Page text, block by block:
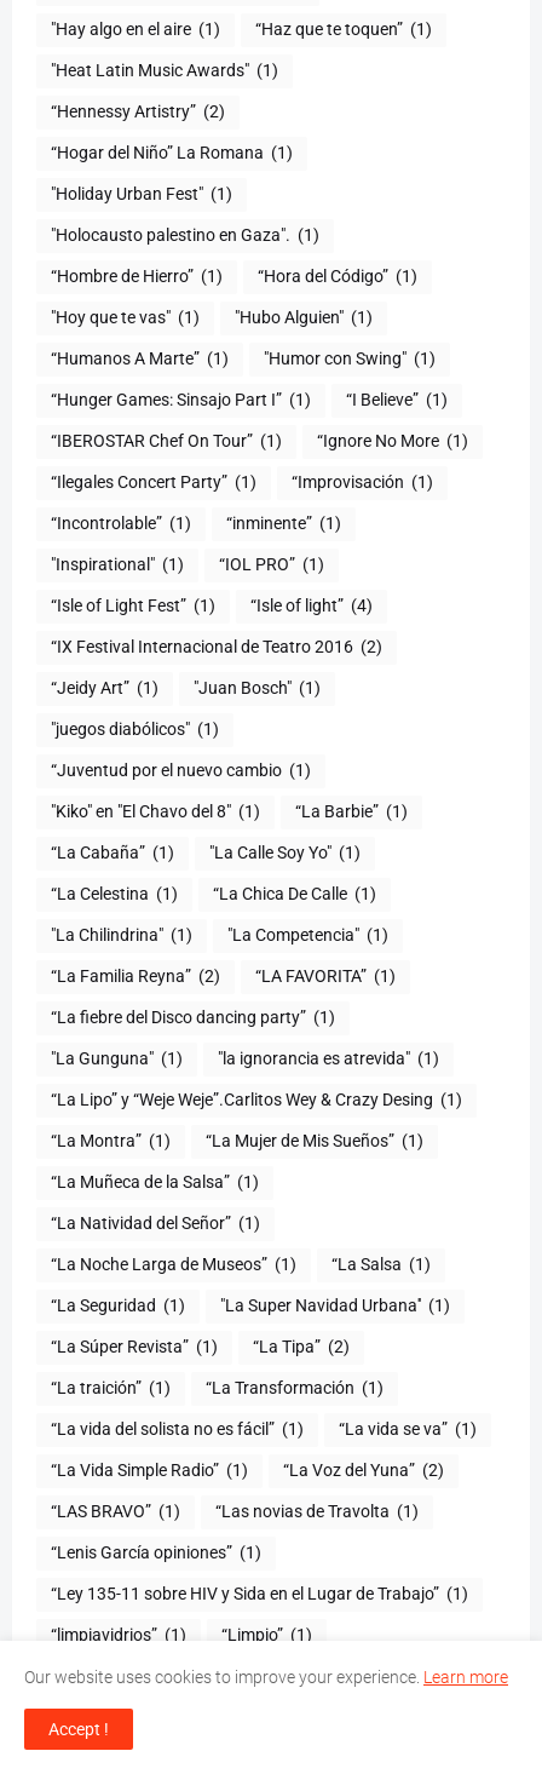
"Hay algo en el aire (1) “Haz que te toquen” (1)
"Heat Latin Music Awards" (1)
“Hennessy Artistry” (2)
“Hogar del Niño” La Romana (1)
(1)
"Holocausto palestino en Gaza". (1)
“Hombre de Hierro” (1) (1)
"Hoy que te vas" (1) "Hubo Alguien" (1)
“Humanos A Marte” (1) "Humor con Swing" (1)
(1) “I Believe” (1)
“IBEROSTAR Chef On Tour” (1) “Ignore No More (1)
“Ilegales Concert Party” (1) “Improvisación (1)
“Incontrolable” (1) “inminente” (1)
"Inspirational" (1) “IOL PRO” (1)
“Isle of Light Fest” (1) “Isle of light” (4)
“IX Festival Internacional de Teatro 2016 (2)
“Jeidy Art” (1) "Juan Bosch" (1)
"juegos diabólicos" (1)
“Juventud por el nuevo cambio (1)
"Kiko" en "El Chavo del 8" (1) “La Barbie” (1)
“La Cabaña” (1) "La Calle Soy Yo" (1)
“La Celestina (1) “La Chica De Calle (1)
"La Chilindrina" (1) "La Competencia" (1)
“La Familia Reyna” (2) “LA FAVORITA” (1)
“La fiebre del Disco dancing party” (1)
(1) "la ignorancia es atrevida" (1)
“La Lipo” y “Weje Weje”.Carlitos Wey & Crazy Desing (1)
“La Montra” (1) “La Mujer de Mis Sueños” (1)
“La Muñeca de la Salsa” (1)
“La Natividad del Señor” (1)
“La Noche Larga de Museos” (1) “La Salsa (1)
“La Seguridad (1) "La Super Navidad Urbana'' (1)
“La Súper Revista” (1) “La Tipa” (2)
“La traición” (1) “La Transformación (1)
“La vida del solista no es fácil” (1) “La vida se va” (1)
“La Vida Simple Radio” (1) “La Voz del Yuna” (2)
“LAS BRAVO” (1) “Las novias de Travolta (1)
“Lenis García opiniones” (1)
“Ley 135-11 sobre HIV y Sida en el Lugar de Trabajo” (1)
“limpiavidrios” (1) “Limpio” (1)
“Llegó el Pavo” (1) “Llego mi Tiempo” (1)
(1)
Our website uses cookies to improve your experience. Learn more
Accept !